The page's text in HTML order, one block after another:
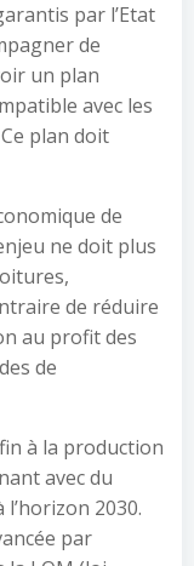
par l’Etat
de
un plan
avec les
plan doit
de
ne doit plus
de réduire
au profit des
de
à la production
avec du
l’horizon 2030.
par